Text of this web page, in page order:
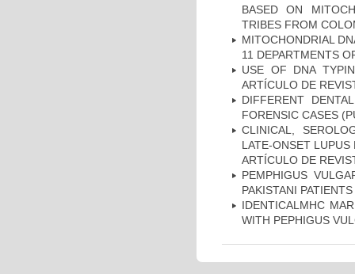
BASED ON
TRIBES FROM
MITOCHONDRIAL
11 DEPARTMENTS
USE OF DNA
ARTÍCULO DE
DIFFERENT
FORENSIC CASES
CLINICAL,
LATE-ONSET
ARTÍCULO DE
PEMPHIGUS
PAKISTANI
IDENTICALMHC
WITH PEPHIGUS